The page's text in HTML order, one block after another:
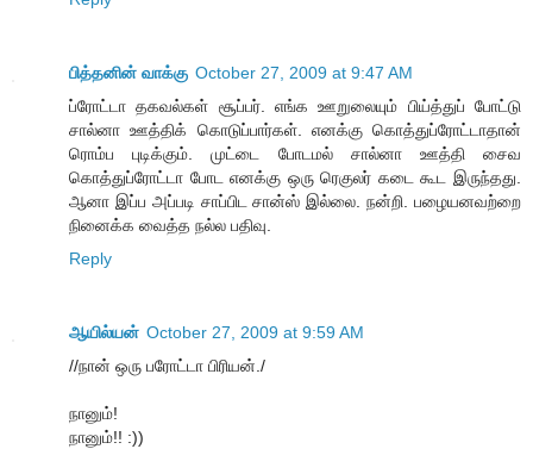
பித்தனின் வாக்கு October 27, 2009 at 9:47 AM
ப்ரோட்டா தகவல்கள் சூப்பர். எங்க ஊறுலையும் பிய்த்துப் போட்டு
சால்னா ஊத்திக் கொடுப்பார்கள். எனக்கு கொத்துப்ரோட்டாதான்
ரொம்ப புடிக்கும். முட்டை போடமல் சால்னா ஊத்தி சைவ
கொத்துப்ரோட்டா போட எனக்கு ஒரு ரெகுலர் கடை கூட இருந்தது.
ஆனா இப்ப அப்படி சாப்பிட சான்ஸ் இல்லை. நன்றி. பழையனவற்றை
நினைக்க வைத்த நல்ல பதிவு.
Reply
ஆயில்யன் October 27, 2009 at 9:59 AM
//நான் ஒரு பரோட்டா பிரியன்./
நானும்!
நானும்!! :))